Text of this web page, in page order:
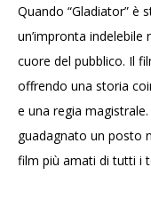
Quando “Gladiator” è
un’impronta indelebile
cuore del pubblico. Il
offrendo una storia
e una regia
guadagnato un posto
film più amati di tutti i